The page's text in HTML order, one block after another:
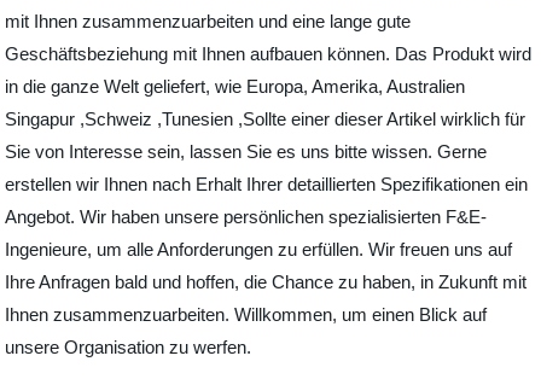
mit Ihnen zusammenzuarbeiten und eine lange gute
Geschäftsbeziehung mit Ihnen aufbauen können. Das Produkt wird
in die ganze Welt geliefert, wie Europa, Amerika, Australien
Singapur ,Schweiz ,Tunesien ,Sollte einer dieser Artikel wirklich für
Sie von Interesse sein, lassen Sie es uns bitte wissen. Gerne
erstellen wir Ihnen nach Erhalt Ihrer detaillierten Spezifikationen ein
Angebot. Wir haben unsere persönlichen spezialisierten F&E-
Ingenieure, um alle Anforderungen zu erfüllen. Wir freuen uns auf
Ihre Anfragen bald und hoffen, die Chance zu haben, in Zukunft mit
Ihnen zusammenzuarbeiten. Willkommen, um einen Blick auf
unsere Organisation zu werfen.